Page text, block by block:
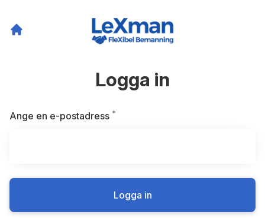
Logga in
Ange en e-postadress *
Logga in